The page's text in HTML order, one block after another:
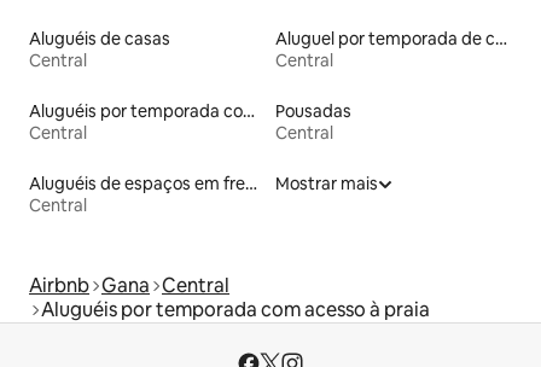
Aluguéis de casas
Central
Aluguel por temporada de casas de hóspedes
Central
Aluguéis por temporada com banheira de hidromassagem
Central
Pousadas
Central
Aluguéis de espaços em frente à praia
Central
Mostrar mais
Airbnb Gana Central
Aluguéis por temporada com acesso à praia